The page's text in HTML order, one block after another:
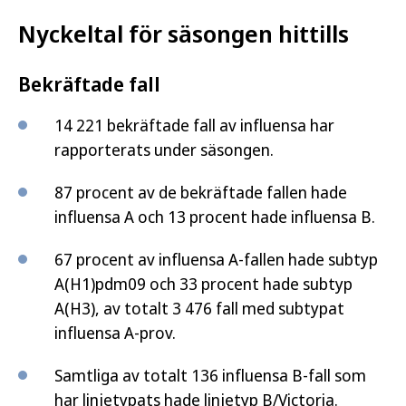
Nyckeltal för säsongen hittills
Bekräftade fall
14 221 bekräftade fall av influensa har
rapporterats under säsongen.
87 procent av de bekräftade fallen hade
influensa A och 13 procent hade influensa B.
67 procent av influensa A-fallen hade subtyp
A(H1)pdm09 och 33 procent hade subtyp
A(H3), av totalt 3 476 fall med subtypat
influensa A-prov.
Samtliga av totalt 136 influensa B-fall som
har linjetypats hade linjetyp B/Victoria.